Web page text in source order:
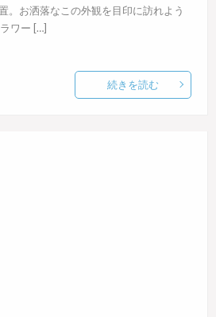
。お洒落なこの外観を目印に訪れよう
ワー […]
続きを読む